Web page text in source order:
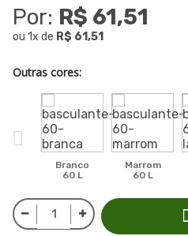
Por: R$ 61,51
ou 1x de R$ 61,51
Outras cores:
Branco
60 L
Marrom
60 L